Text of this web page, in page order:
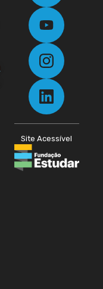
Site Acessível